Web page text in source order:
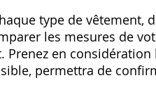
type de
les mesures de
Prenez en
permettra de